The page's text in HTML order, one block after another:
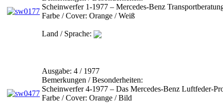
Scheinwerfer 1-1977 – Mercedes-Benz
Farbe / Cover: Orange / Weiß
Land / Sprache:
Ausgabe: 4 / 1977
Bemerkungen / Besonderheiten:
Scheinwerfer 4-1977 – Das Mercedes-Benz Luftfeder-
Farbe / Cover: Orange / Bild